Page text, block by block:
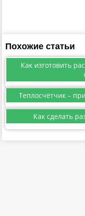
Похожие статьи
Как изготовить
Теплосчётчик –
Как сделать